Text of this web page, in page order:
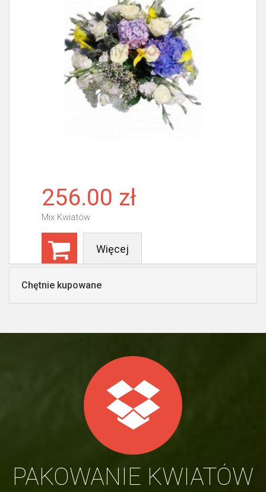
256.00 zł
Mix Kwiatów
Więcej
Chętnie kupowane
PAKOWANIE KWIATÓW